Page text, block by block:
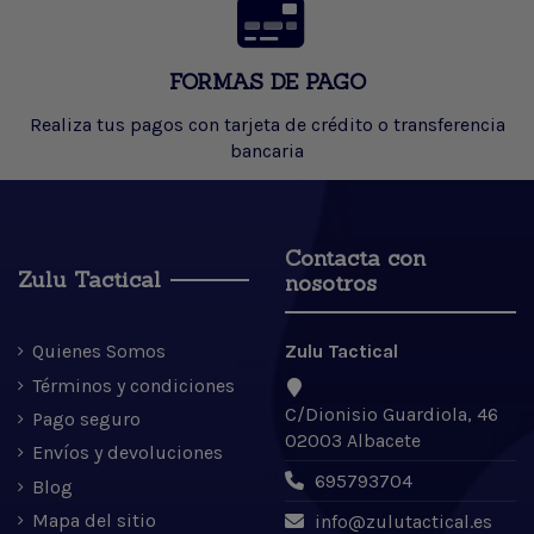
FORMAS DE PAGO
Realiza tus pagos con tarjeta de crédito o transferencia
bancaria
Zulu Tactical
Quienes Somos
Términos y condiciones
Pago seguro
Envíos y devoluciones
Blog
Mapa del sitio
Contacta con
nosotros
Zulu Tactical
C/Dionisio Guardiola, 46
02003 Albacete
695793704
info@zulutactical.es